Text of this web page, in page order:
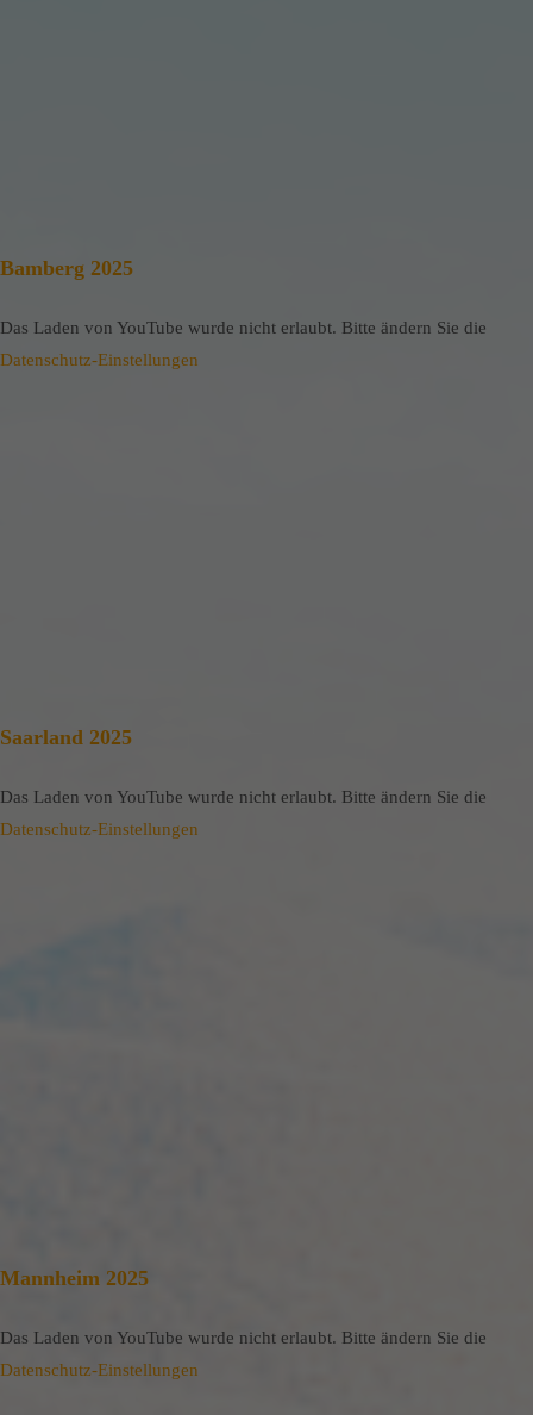
Bamberg 2025
Das Laden von YouTube wurde nicht erlaubt. Bitte ändern Sie die
Datenschutz-Einstellungen
Saarland 2025
Das Laden von YouTube wurde nicht erlaubt. Bitte ändern Sie die
Datenschutz-Einstellungen
Mannheim 2025
Das Laden von YouTube wurde nicht erlaubt. Bitte ändern Sie die
Datenschutz-Einstellungen